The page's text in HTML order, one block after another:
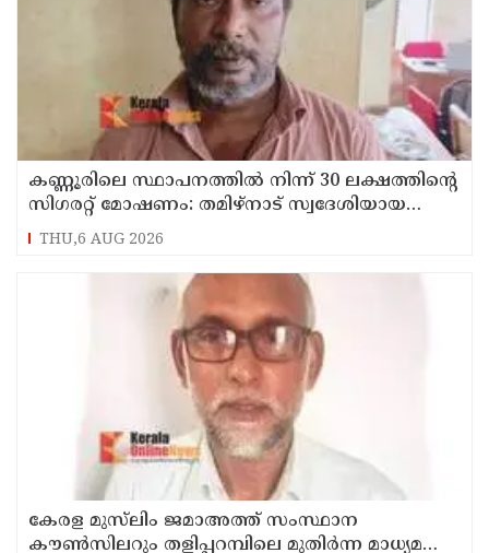
കണ്ണൂരിലെ സ്ഥാപനത്തിൽ നിന്ന് 30 ലക്ഷത്തിന്റെ
സിഗരറ്റ് മോഷണം: തമിഴ്‌നാട് സ്വദേശിയായ
സെയിൽസ്മാൻ തെങ്കാശിയിൽ പിടിയിൽ
THU,6 AUG 2026
കേരള മുസ്‌ലിം ജമാഅത്ത് സംസ്ഥാന
കൗൺസിലറും തളിപ്പറമ്പിലെ മുതിർന്ന മാധ്യമ